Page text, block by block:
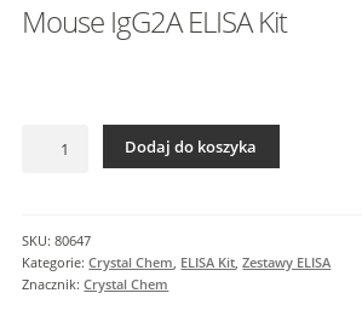
Mouse IgG2A ELISA Kit
Mouse
Kit
Dodaj do koszyka
SKU:80647
Kategorie:Crystal Chem ELISA Kit ,Zestawy ELISA
Znacznik:Crystal Chem